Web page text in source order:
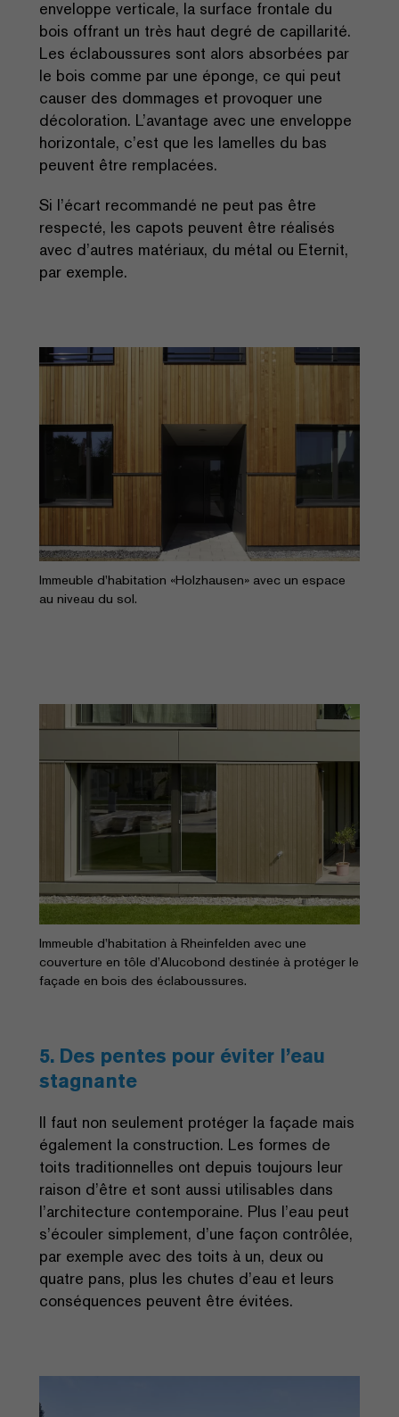
enveloppe verticale, la surface frontale du
bois offrant un très haut degré de capillarité.
Les éclaboussures sont alors absorbées par
le bois comme par une éponge, ce qui peut
causer des dommages et provoquer une
décoloration. L’avantage avec une enveloppe
horizontale, c’est que les lamelles du bas
peuvent être remplacées.
Si l’écart recommandé ne peut pas être
respecté, les capots peuvent être réalisés
avec d’autres matériaux, du métal ou Eternit,
par exemple.
Immeuble d'habitation «Holzhausen» avec un espace
au niveau du sol.
Immeuble d’habitation à Rheinfelden avec une
couverture en tôle d’Alucobond destinée à protéger le
façade en bois des éclaboussures.
5. Des pentes pour éviter l’eau
stagnante
Il faut non seulement protéger la façade mais
également la construction. Les formes de
toits traditionnelles ont depuis toujours leur
raison d’être et sont aussi utilisables dans
l’architecture contemporaine. Plus l’eau peut
s’écouler simplement, d’une façon contrôlée,
par exemple avec des toits à un, deux ou
quatre pans, plus les chutes d’eau et leurs
conséquences peuvent être évitées.